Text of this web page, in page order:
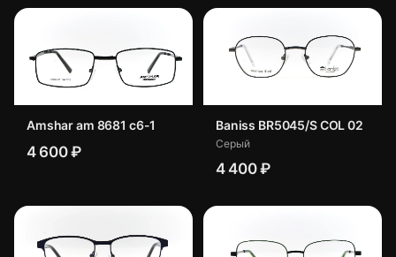
Amshar am 8681 c6-1
4 600 ₽
Baniss BR5045/S COL 02
Серый
4 400 ₽